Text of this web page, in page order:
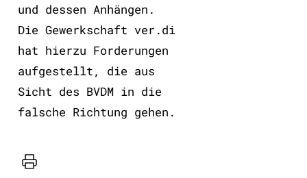
und dessen Anhängen.
Die Gewerkschaft ver.di
hat hierzu Forderungen
aufgestellt, die aus
Sicht des BVDM in die
falsche Richtung gehen.
Drucker